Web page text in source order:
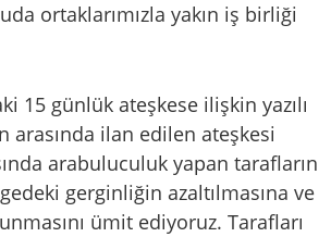
ortaklarımızla yakın iş birliği
15 günlük ateşkese ilişkin yazılı
arasında ilan edilen ateşkesi
arabuluculuk yapan tarafların
gerginliğin azaltılmasına ve
ümit ediyoruz. Tarafları